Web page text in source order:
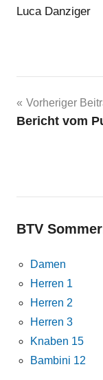
Luca Danziger
Vorheriger
Bericht vom
BTV
Damen
Herren 1
Herren 2
Herren 3
Knaben 15
Bambini 12